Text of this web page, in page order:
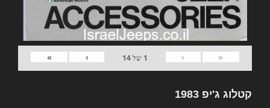
«
‹
1 של14
›
»
קטלוג ג'יפ 1983